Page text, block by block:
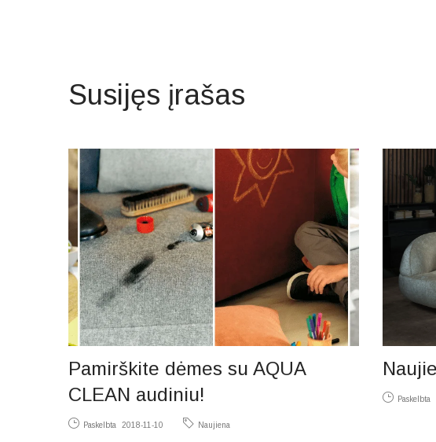
Susijęs įrašas
Pamirškite dėmes su AQUA
CLEAN audiniu!
Paskelbta 2018-11-10 Naujiena
Paskelbta